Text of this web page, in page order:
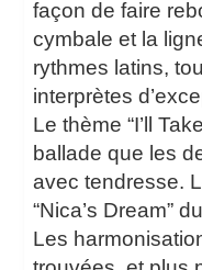
façon de faire
cymbale et la
rythmes latins,
interprètes
Le thème “I’ll
ballade que les
avec tendresse.
“Nica’s Dream”
Les